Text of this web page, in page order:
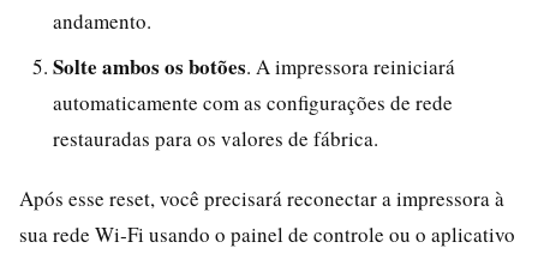
andamento.
Solte ambos os botões. A impressora reiniciará
automaticamente com as configurações de rede
restauradas para os valores de fábrica.
Após esse reset, você precisará reconectar a impressora à
sua rede Wi‑Fi usando o painel de controle ou o aplicativo